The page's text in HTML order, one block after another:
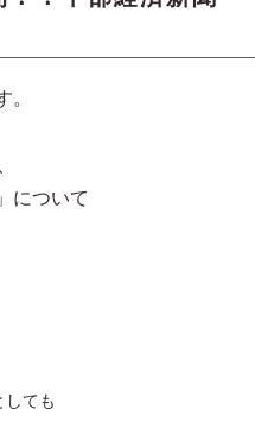
。
について
しても